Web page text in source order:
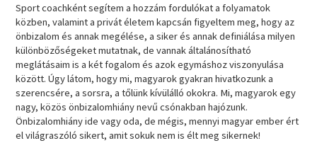
Sport coachként segítem a hozzám fordulókat a folyamatok
közben, valamint a privát életem kapcsán figyeltem meg, hogy az
önbizalom és annak megélése, a siker és annak definiálása milyen
különbözőségeket mutatnak, de vannak általánosítható
meglátásaim is a két fogalom és azok egymáshoz viszonyulása
között. Úgy látom, hogy mi, magyarok gyakran hivatkozunk a
szerencsére, a sorsra, a tőlünk kívülálló okokra. Mi, magyarok egy
nagy, közös önbizalomhiány nevű csónakban hajózunk.
Önbizalomhiány ide vagy oda, de mégis, mennyi magyar ember ért
el világraszóló sikert, amit sokuk nem is élt meg sikernek!